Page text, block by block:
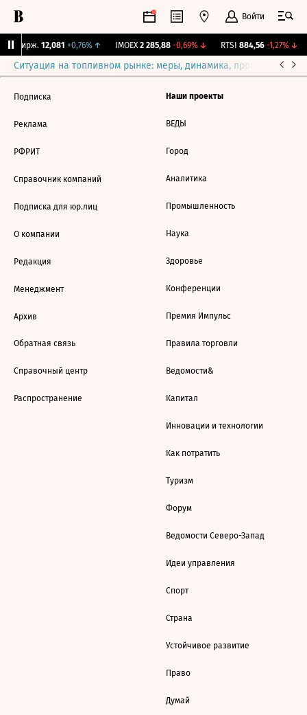
Войти
Бирж. 12,081 +0,76%↑ IMOEX 2 285,88 -0,69%↓ RTSI 884,56 -1,27%↓
Ситуация на топливном рынке: меры, динамика, прогнозы
Подписка
Реклама
РФРИТ
Справочник компаний
Подписка для юр.лиц
О компании
Редакция
Менеджмент
Архив
Обратная связь
Справочный центр
Распространение
Наши проекты
ВЕДЫ
Город
Аналитика
Промышленность
Наука
Здоровье
Конференции
Премия Импульс
Правила торговли
Ведомости&
Капитал
Инновации и технологии
Как потратить
Туризм
Форум
Ведомости Северо-Запад
Идеи управления
Спорт
Страна
Устойчивое развитие
Право
Думай